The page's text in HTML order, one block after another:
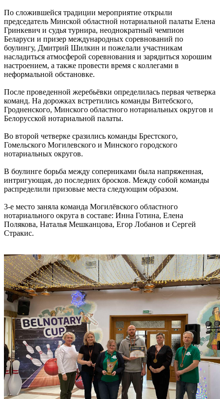
По сложившейся традиции мероприятие открыли
председатель Минской областной нотариальной палаты Елена
Гринкевич и судья турнира, неоднократный чемпион
Беларуси и призер международных соревнований по
боулингу, Дмитрий Шилкин и пожелали участникам
насладиться атмосферой соревнования и зарядиться хорошим
настроением, а также провести время с коллегами в
неформальной обстановке.
После проведенной жеребьёвки определилась первая четверка
команд. На дорожках встретились команды Витебского,
Гродненского, Минского областного нотариальных округов и
Белорусской нотариальной палаты.
Во второй четверке сразились команды Брестского,
Гомельского Могилевского и Минского городского
нотариальных округов.
В боулинге борьба между соперниками была напряженная,
интригующая, до последних бросков. Между собой команды
распределили призовые места следующим образом.
3-е место заняла команда Могилёвского областного
нотариального округа в составе: Инна Готина, Елена
Полякова, Наталья Мешканцова, Егор Лобанов и Сергей
Стракис.